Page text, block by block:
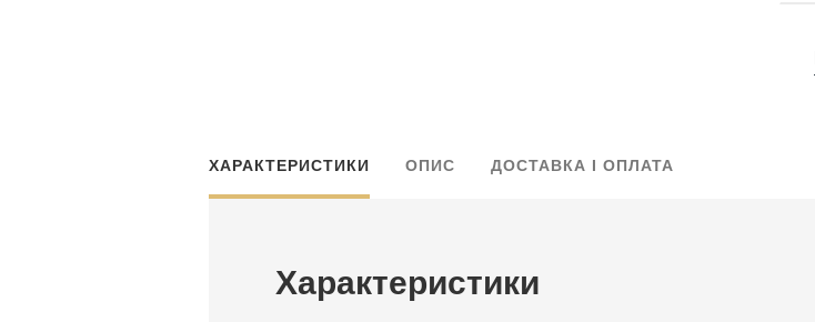
ХАРАКТЕРИСТИКИ ОПИС ДОСТАВКА І ОПЛАТА
Характеристики